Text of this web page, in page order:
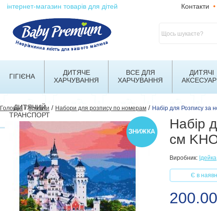
інтернет-магазин товарів для дітей Контакти •
ГІГІЄНА
ДИТЯЧЕ
ХАРЧУВАННЯ
ВСЕ ДЛЯ
ХАРЧУВАННЯ
ДИТЯЧІ
ДИТЯЧИЙ
ТРАНСПОРТ
Головна/Іграшки / Набори для розпису по номерам / Набір для Розпису за
Набір
см
Виробник: Ідейка
Є в